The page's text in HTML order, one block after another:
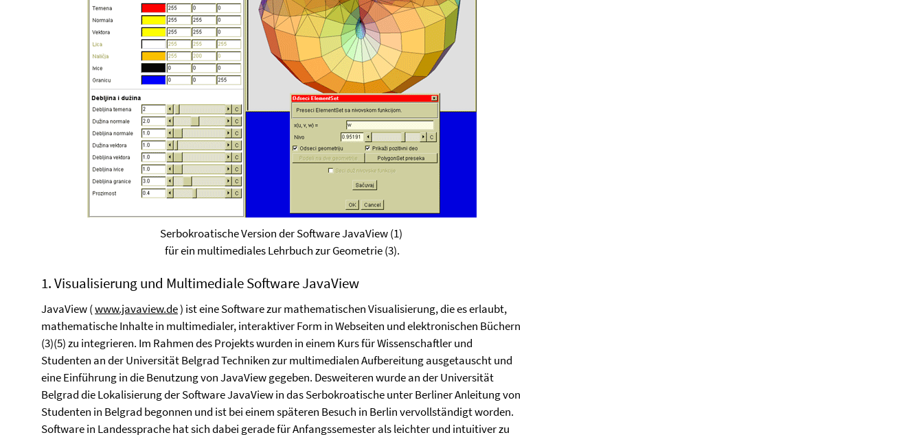
Serbokroatische Version der Software JavaView (1)
für ein multimediales Lehrbuch zur Geometrie (3).
1. Visualisierung und Multimediale Software JavaView
JavaView (www.javaview.de) ist eine Software zur mathematischen Visualisierung, die es erlaubt,
mathematische Inhalte in multimedialer, interaktiver Form in Webseiten und elektronischen Büchern
(3)(5) zu integrieren. Im Rahmen des Projekts wurden in einem Kurs für Wissenschaftler und
Studenten an der Universität Belgrad Techniken zur multimedialen Aufbereitung ausgetauscht und
eine Einführung in die Benutzung von JavaView gegeben. Desweiteren wurde an der Universität
Belgrad die Lokalisierung der Software JavaView in das Serbokroatische unter Berliner Anleitung von
Studenten in Belgrad begonnen und ist bei einem späteren Besuch in Berlin vervollständigt worden.
Software in Landessprache hat sich dabei gerade für Anfangssemester als leichter und intuitiver zu